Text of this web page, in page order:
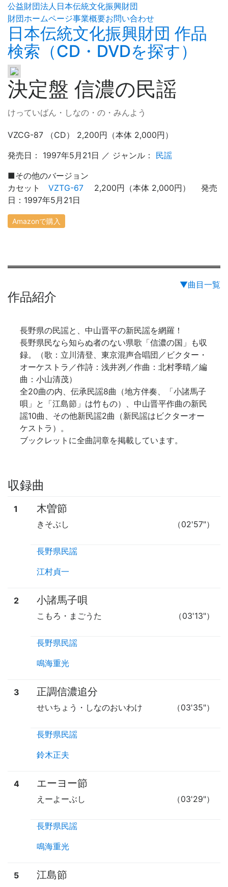
公益財団法人日本伝統文化振興財団
財団ホームページ事業概要お問い合わせ
日本伝統文化振興財団 作品
検索（CD・DVDを探す）
決定盤 信濃の民謡
けっていばん・しなの・の・みんよう
VZCG-87 （CD） 2,200円（本体 2,000円）
発売日： 1997年5月21日 ／ ジャンル： 民謡
■その他のバージョン
カセット VZTG-67 2,200円（本体 2,000円） 発売
日：1997年5月21日
Amazonで購入
▼曲目一覧
作品紹介
長野県の民謡と、中山晋平の新民謡を網羅！
長野県民なら知らぬ者のない県歌「信濃の国」も収
録。（歌：立川清登、東京混声合唱団／ビクター・
オーケストラ／作詩：浅井冽／作曲：北村季晴／編
曲：小山清茂）
全20曲の内、伝承民謡8曲（地方伴奏、「小諸馬子
唄」と「江島節」は竹もの）、中山晋平作曲の新民
謡10曲、その他新民謡2曲（新民謡はビクターオー
ケストラ）。
ブックレットに全曲詞章を掲載しています。
収録曲
1 木曽節
（02'57"）
きそぶし
長野県民謡
江村貞一
2 小諸馬子唄
（03'13"）
こもろ・まごうた
長野県民謡
鳴海重光
3 正調信濃追分
（03'35"）
せいちょう・しなのおいわけ
長野県民謡
鈴木正夫
4 エーヨー節
（03'29"）
えーよーぶし
長野県民謡
鳴海重光
5 江島節